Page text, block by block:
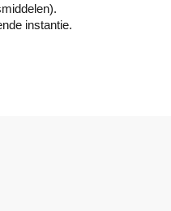
instantie.